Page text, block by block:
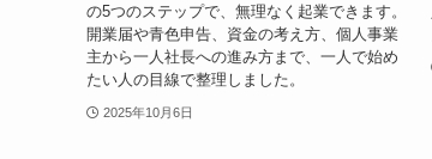
の5つのステップで、無理なく起業できます。
開業届や青色申告、資金の考え方、個人事業
主から一人社長への進み方まで、一人で始め
たい人の目線で整理しました。
2025年10月6日